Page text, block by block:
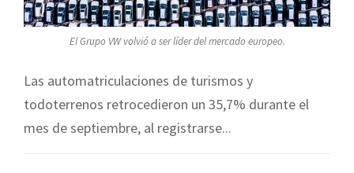
El Grupo VW volvió a ser líder del mercado europeo.
Las automatriculaciones de turismos y
todoterrenos retrocedieron un 35,7% durante el
mes de septiembre, al registrarse...